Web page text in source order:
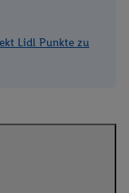
Lidl Punkte zu